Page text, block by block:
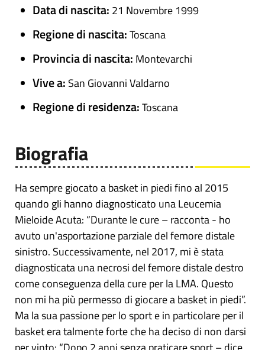
Data di nascita: 21 Novembre 1999
Regione di nascita:Toscana
Provincia di nascita: Montevarchi
Vive a: San Giovanni Valdarno
Regione di residenza:Toscana
Biografia
Ha sempre giocato a basket in piedi fino al 2015
quando gli hanno diagnosticato una Leucemia
Mieloide Acuta: “Durante le cure – racconta - ho
avuto un'asportazione parziale del femore distale
sinistro. Successivamente, nel 2017, mi è stata
diagnosticata una necrosi del femore distale destro
come conseguenza della cure per la LMA. Questo
non mi ha più permesso di giocare a basket in piedi”.
Ma la sua passione per lo sport e in particolare per il
basket era talmente forte che ha deciso di non darsi